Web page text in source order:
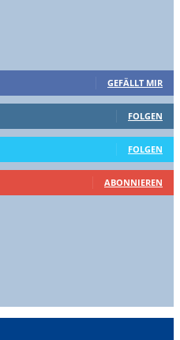
GEFÄLLT MIR
FOLGEN
FOLGEN
ABONNIEREN